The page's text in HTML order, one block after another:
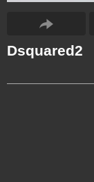
Dsquared2